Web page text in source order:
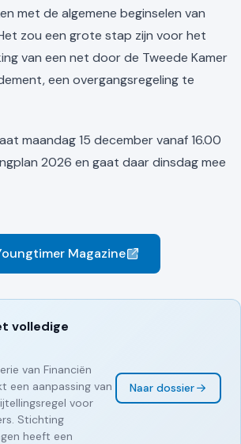
met de algemene beginselen van
zou een grote stap zijn voor het
van een net door de Tweede Kamer
een overgangsregeling te
maandag 15 december vanaf 16.00
2026 en gaat daar dinsdag mee
Magazine
volledige
van Financiën
een aanpassing van
voor
Stichting
heeft een
Naar dossier